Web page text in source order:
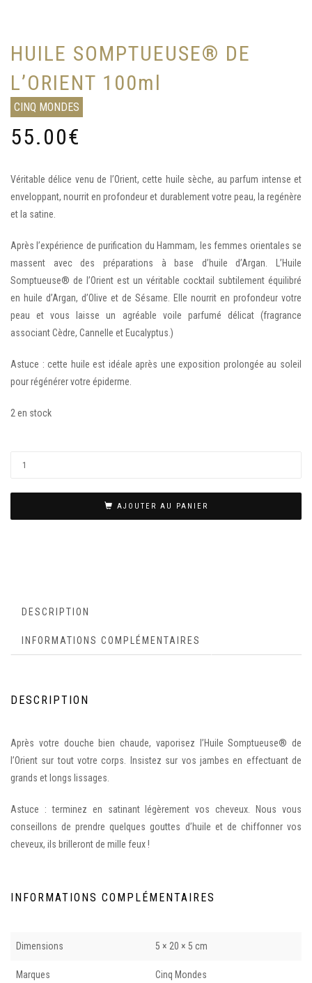
HUILE SOMPTUEUSE® DE
L’ORIENT 100ml
CINQ MONDES
55.00€
Véritable délice venu de l’Orient, cette huile sèche, au parfum intense et
enveloppant, nourrit en profondeur et durablement votre peau, la regénère
et la satine.
Après l’expérience de purification du Hammam, les femmes orientales se
massent avec des préparations à base d’huile d’Argan. L’Huile
Somptueuse® de l’Orient est un véritable cocktail subtilement équilibré
en huile d’Argan, d’Olive et de Sésame. Elle nourrit en profondeur votre
peau et vous laisse un agréable voile parfumé délicat (fragrance
associant Cèdre, Cannelle et Eucalyptus.)
Astuce : cette huile est idéale après une exposition prolongée au soleil
pour régénérer votre épiderme.
2 en stock
AJOUTER AU PANIER
DESCRIPTION
INFORMATIONS COMPLÉMENTAIRES
DESCRIPTION
Après votre douche bien chaude, vaporisez l’Huile Somptueuse® de
l’Orient sur tout votre corps. Insistez sur vos jambes en effectuant de
grands et longs lissages.
Astuce : terminez en satinant légèrement vos cheveux. Nous vous
conseillons de prendre quelques gouttes d’huile et de chiffonner vos
cheveux, ils brilleront de mille feux !
INFORMATIONS COMPLÉMENTAIRES
Dimensions 5 × 20 × 5 cm
Marques Cinq Mondes